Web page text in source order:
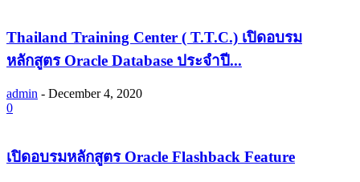
Thailand Training Center ( T.T.C.) เปิดอบรม
หลักสูตร Oracle Database ประจำปี...
admin - December 4, 2020
0
เปิดอบรมหลักสูตร Oracle Flashback Feature